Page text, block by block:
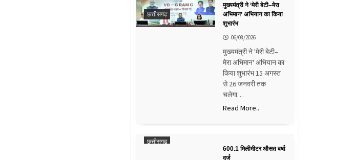
छत्तीसगढ़
मुख्यमंत्री ने ‘मेरी बेटी–मेरा
अभिमान’ अभियान का किया
शुभारंभ
06/08/2026
मुख्यमंत्री ने 'मेरी बेटी–
मेरा अभिमान' अभियान का
किया शुभारंभ 15 अगस्त
से 26 जनवरी तक
चलेगा…
Read More..
छत्तीसगढ़
600.1 मिलीमीटर औसत वर्षा
दर्ज